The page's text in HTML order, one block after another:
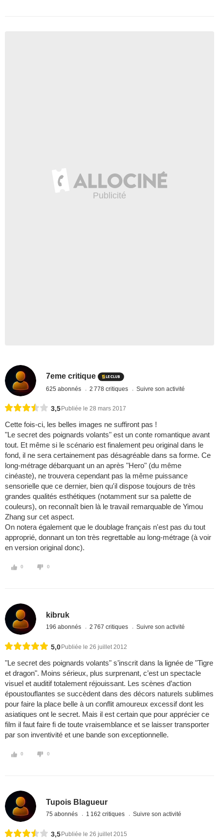
7eme critique
625 abonnés 2 778 critiques Suivre son activité
3,5 Publiée le 28 mars 2017
Cette fois-ci, les belles images ne suffiront pas !
"Le secret des poignards volants" est un conte romantique avant
tout. Et même si le scénario est finalement peu original dans le
fond, il ne sera certainement pas désagréable dans sa forme. Ce
long-métrage débarquant un an après "Hero" (du même
cinéaste), ne trouvera cependant pas la même puissance
sensorielle que ce dernier, bien qu'il dispose toujours de très
grandes qualités esthétiques (notamment sur sa palette de
couleurs), on reconnaît bien là le travail remarquable de Yimou
Zhang sur cet aspect.
On notera également que le doublage français n'est pas du tout
approprié, donnant un ton très regrettable au long-métrage (à voir
en version original donc).
0 0
kibruk
196 abonnés 2 767 critiques Suivre son activité
5,0 Publiée le 26 juillet 2012
"Le secret des poignards volants" s’inscrit dans la lignée de "Tigre
et dragon". Moins sérieux, plus surprenant, c’est un spectacle
visuel et auditif totalement réjouissant. Les scènes d’action
époustouflantes se succèdent dans des décors naturels sublimes
pour faire la place belle à un conflit amoureux excessif dont les
asiatiques ont le secret. Mais il est certain que pour apprécier ce
film il faut faire fi de toute vraisemblance et se laisser transporter
par son inventivité et une bande son exceptionnelle.
0 0
Tupois Blagueur
75 abonnés 1 162 critiques Suivre son activité
3,5 Publiée le 26 juillet 2015